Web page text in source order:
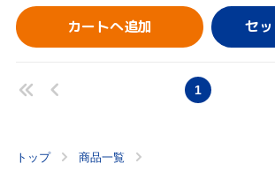
カートへ追加
1
トップ 商品一覧